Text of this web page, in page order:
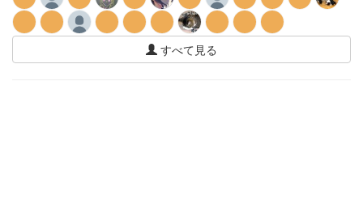
すべて見る